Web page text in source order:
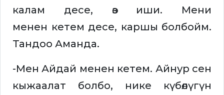
калам десе, өз иши. Мени
менен кетем десе, каршы болбойм.
Тандоо Аманда.
-Мен Айдай менен кетем. Айнур сен
кыжаалат болбо, нике күбөлүгүн